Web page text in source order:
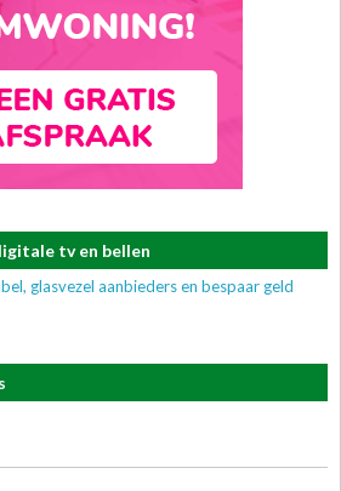
tv en bellen
glasvezel aanbieders en bespaar geld